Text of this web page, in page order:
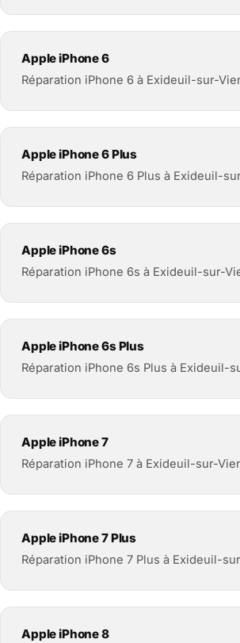
Apple iPhone 6
Réparation iPhone 6 à Exideuil-sur-
Apple iPhone 6 Plus
Réparation iPhone 6 Plus à Exideuil-
Apple iPhone 6s
Réparation iPhone 6s à Exideuil-sur-
Apple iPhone 6s Plus
Réparation iPhone 6s Plus à Exideuil-
Apple iPhone 7
Réparation iPhone 7 à Exideuil-sur-
Apple iPhone 7 Plus
Réparation iPhone 7 Plus à Exideuil-
Apple iPhone 8